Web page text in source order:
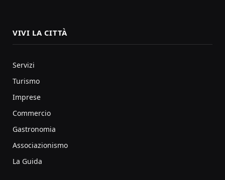
VIVI LA CITTÀ
Servizi
Turismo
Imprese
Commercio
Gastronomia
Associazionismo
La Guida